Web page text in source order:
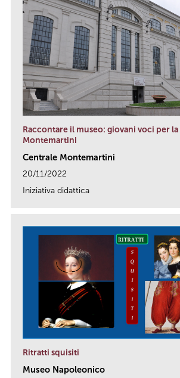
Raccontare il museo: giovani voci per
Montemartini
Centrale Montemartini
20/11/2022
Iniziativa didattica
Ritratti squisiti
Museo Napoleonico